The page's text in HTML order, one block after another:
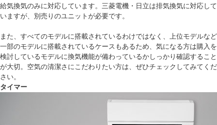
給気換気のみに対応しています。三菱電機・日立は排気換気に対応して
いますが、別売りのユニットが必要です。
また、すべてのモデルに搭載されているわけではなく、上位モデルなど
一部のモデルに搭載されているケースもあるため、気になる方は購入を
検討しているモデルに換気機能が備わっているかしっかり確認すること
が大切。空気の清潔さにこだわりたい方は、ぜひチェックしてみてくだ
さい。
タイマー